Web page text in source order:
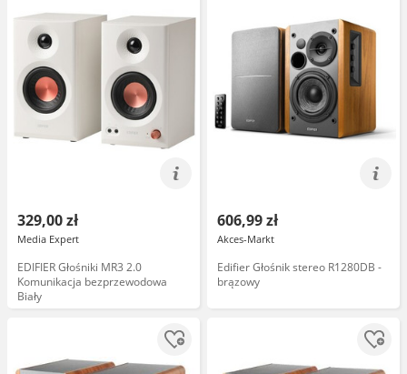
329,00 zł
Media Expert
EDIFIER Głośniki MR3 2.0
Komunikacja bezprzewodowa
Biały
606,99 zł
Akces-Markt
Edifier Głośnik stereo R1280DB -
brązowy